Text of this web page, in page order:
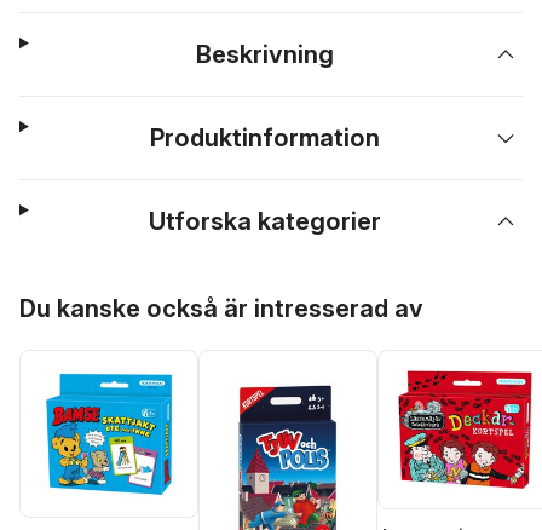
Beskrivning
Produktinformation
Utforska kategorier
Du kanske också är intresserad av